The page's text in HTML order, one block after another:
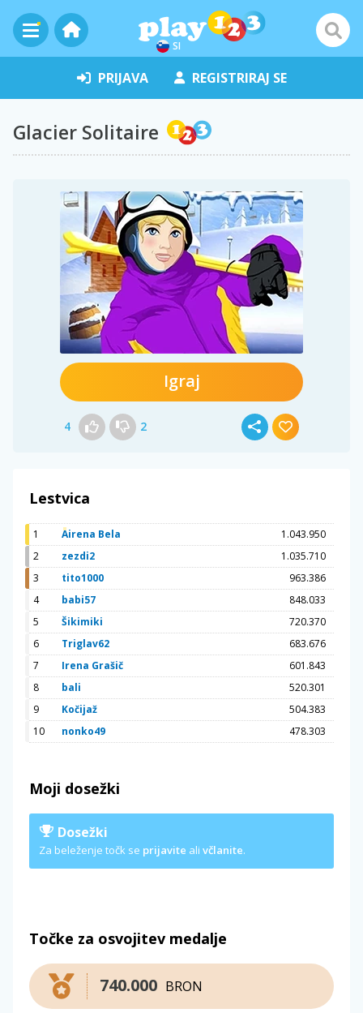
SI
PRIJAVA REGISTRIRAJ SE
Glacier Solitaire
Igraj
4 2
Lestvica
1 Airena Bela
1.043.950
2
zezdi2
1.035.710
3
tito1000
963.386
4
babi57
848.033
5
Šikimiki
720.370
6
Triglav62
683.676
7
Irena Grašič
601.843
8
bali
520.301
9
Kočijaž
504.383
10
nonko49 478.303
Moji dosežki
Dosežki
Za beleženje točk se prijavite ali včlanite.
Točke za osvojitev medalje
BRON
740.000